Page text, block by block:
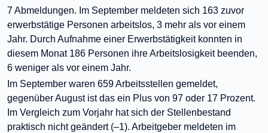
7 Abmeldungen. Im September meldeten sich 163 zuvor
erwerbstätige Personen arbeitslos, 3 mehr als vor einem
Jahr. Durch Aufnahme einer Erwerbstätigkeit konnten in
diesem Monat 186 Personen ihre Arbeitslosigkeit beenden,
6 weniger als vor einem Jahr.
Im September waren 659 Arbeitsstellen gemeldet,
gegenüber August ist das ein Plus von 97 oder 17 Prozent.
Im Vergleich zum Vorjahr hat sich der Stellenbestand
praktisch nicht geändert (–1). Arbeitgeber meldeten im